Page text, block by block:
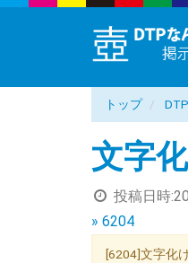
トップ
文字
投稿日時:
» 6204
[6204]文字化